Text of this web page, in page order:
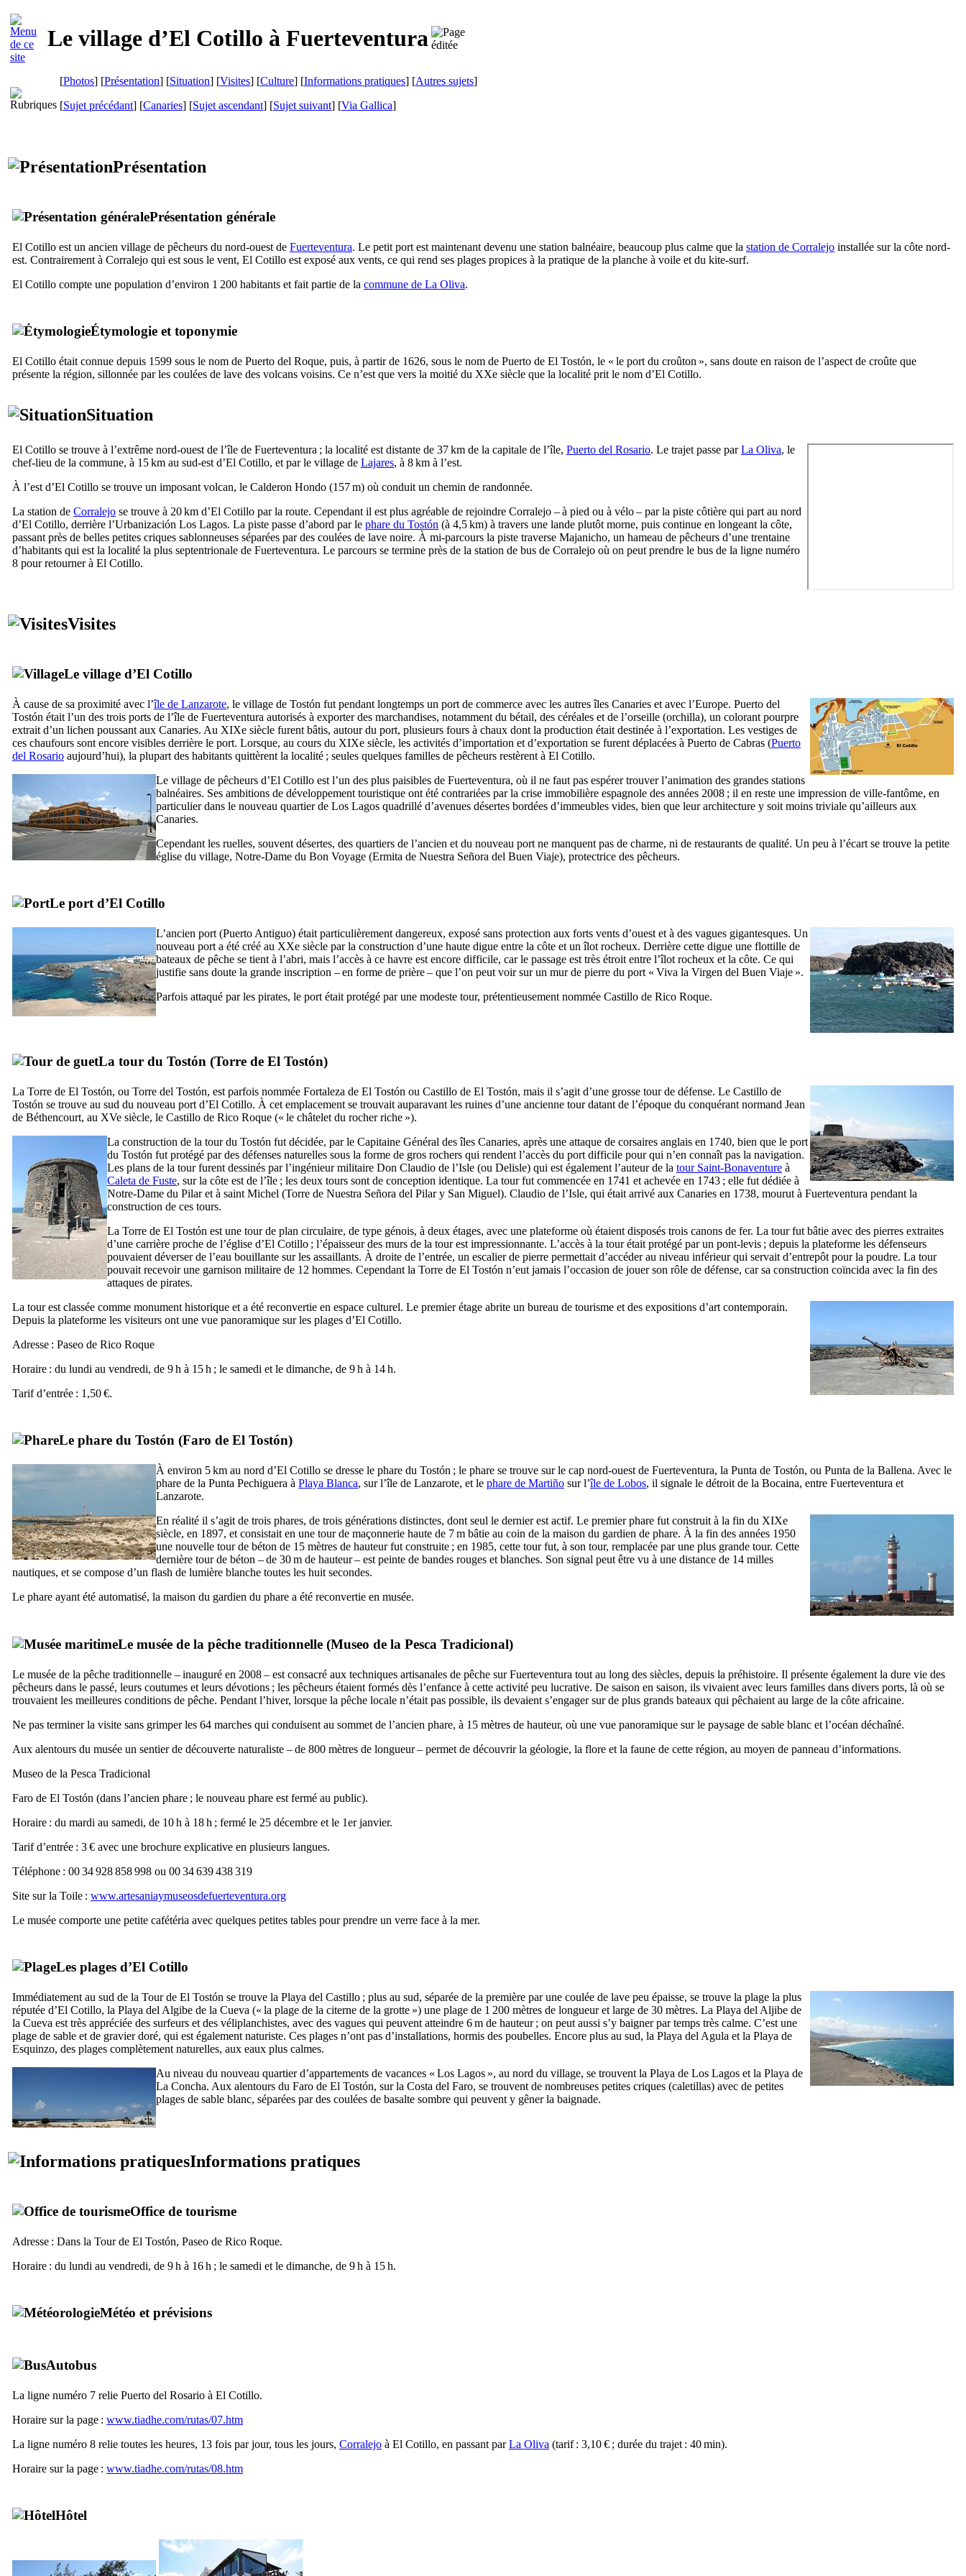
Le village d’El Cotillo à Fuerteventura
[Photos] [Présentation] [Situation] [Visites] [Culture] [Informations pratiques] [Autres sujets]
[Sujet précédant] [Canaries] [Sujet ascendant] [Sujet suivant] [Via Gallica]
Présentation
Présentation générale
El Cotillo est un ancien village de pêcheurs du nord-ouest de Fuerteventura. Le petit port est maintenant devenu une station balnéaire, beaucoup plus calme que la station de Corralejo installée sur la côte nord-
est. Contrairement à Corralejo qui est sous le vent, El Cotillo est exposé aux vents, ce qui rend ses plages propices à la pratique de la planche à voile et du kite-surf.
El Cotillo compte une population d’environ 1 200 habitants et fait partie de la commune de La Oliva.
Étymologie et toponymie
El Cotillo était connue depuis 1599 sous le nom de Puerto del Roque, puis, à partir de 1626, sous le nom de Puerto de El Tostón, le « le port du croûton », sans doute en raison de l’aspect de croûte que
présente la région, sillonnée par les coulées de lave des volcans voisins. Ce n’est que vers la moitié du XXe siècle que la localité prit le nom d’El Cotillo.
Situation
El Cotillo se trouve à l’extrême nord-ouest de l’île de Fuerteventura ; la localité est distante de 37 km de la capitale de l’île, Puerto del Rosario. Le trajet passe parLa Oliva, le
chef-lieu de la commune, à 15 km au sud-est d’El Cotillo, et par le village de Lajares, à 8 km à l’est.
À l’est d’El Cotillo se trouve un imposant volcan, le Calderon Hondo (157 m) où conduit un chemin de randonnée.
La station de Corralejo se trouve à 20 km d’El Cotillo par la route. Cependant il est plus agréable de rejoindre Corralejo – à pied ou à vélo – par la piste côtière qui part au nord
d’El Cotillo, derrière l’Urbanización Los Lagos. La piste passe d’abord par le phare du Tostón (à 4,5 km) à travers une lande plutôt morne, puis continue en longeant la côte,
passant près de belles petites criques sablonneuses séparées par des coulées de lave noire. À mi-parcours la piste traverse Majanicho, un hameau de pêcheurs d’une trentaine
d’habitants qui est la localité la plus septentrionale de Fuerteventura. Le parcours se termine près de la station de bus de Corralejo où on peut prendre le bus de la ligne numéro
8 pour retourner à El Cotillo.
Visites
Le village d’El Cotillo
À cause de sa proximité avec l’île de Lanzarote, le village de Tostón fut pendant longtemps un port de commerce avec les autres îles Canaries et avec l’Europe. Puerto del
Tostón était l’un des trois ports de l’île de Fuerteventura autorisés à exporter des marchandises, notamment du bétail, des céréales et de l’orseille (orchilla), un colorant pourpre
extrait d’un lichen poussant aux Canaries. Au XIXe siècle furent bâtis, autour du port, plusieurs fours à chaux dont la production était destinée à l’exportation. Les vestiges de
ces chaufours sont encore visibles derrière le port. Lorsque, au cours du XIXe siècle, les activités d’importation et d’exportation se furent déplacées à Puerto de Cabras (Puerto
del Rosario aujourd’hui), la plupart des habitants quittèrent la localité ; seules quelques familles de pêcheurs restèrent à El Cotillo.
Le village de pêcheurs d’El Cotillo est l’un des plus paisibles de Fuerteventura, où il ne faut pas espérer trouver l’animation des grandes stations
balnéaires. Ses ambitions de développement touristique ont été contrariées par la crise immobilière espagnole des années 2008 ; il en reste une impression de ville-fantôme, en
particulier dans le nouveau quartier de Los Lagos quadrillé d’avenues désertes bordées d’immeubles vides, bien que leur architecture y soit moins triviale qu’ailleurs aux
Canaries.
Cependant les ruelles, souvent désertes, des quartiers de l’ancien et du nouveau port ne manquent pas de charme, ni de restaurants de qualité. Un peu à l’écart se trouve la petite
église du village, Notre-Dame du Bon Voyage (Ermita de Nuestra Señora del Buen Viaje), protectrice des pêcheurs.
Le port d’El Cotillo
L’ancien port (Puerto Antiguo) était particulièrement dangereux, exposé sans protection aux forts vents d’ouest et à des vagues gigantesques. Un
nouveau port a été créé au XXe siècle par la construction d’une haute digue entre la côte et un îlot rocheux. Derrière cette digue une flottille de
bateaux de pêche se tient à l’abri, mais l’accès à ce havre est encore difficile, car le passage est très étroit entre l’îlot rocheux et la côte. Ce qui
justifie sans doute la grande inscription – en forme de prière – que l’on peut voir sur un mur de pierre du port « Viva la Virgen del Buen Viaje ».
Parfois attaqué par les pirates, le port était protégé par une modeste tour, prétentieusement nommée Castillo de Rico Roque.
La tour du Tostón (Torre de El Tostón)
La Torre de El Tostón, ou Torre del Tostón, est parfois nommée Fortaleza de El Tostón ou Castillo de El Tostón, mais il s’agit d’une grosse tour de défense. Le Castillo de
Tostón se trouve au sud du nouveau port d’El Cotillo. À cet emplacement se trouvait auparavant les ruines d’une ancienne tour datant de l’époque du conquérant normand Jean
de Béthencourt, au XVe siècle, le Castillo de Rico Roque (« le châtelet du rocher riche »).
La construction de la tour du Tostón fut décidée, par le Capitaine Général des îles Canaries, après une attaque de corsaires anglais en 1740, bien que le port
du Tostón fut protégé par des défenses naturelles sous la forme de gros rochers qui rendent l’accès du port difficile pour qui n’en connaît pas la navigation.
Les plans de la tour furent dessinés par l’ingénieur militaire Don Claudio de l’Isle (ou Delisle) qui est également l’auteur de la tour Saint-Bonaventure à
Caleta de Fuste, sur la côte est de l’île ; les deux tours sont de conception identique. La tour fut commencée en 1741 et achevée en 1743 ; elle fut dédiée à
Notre-Dame du Pilar et à saint Michel (Torre de Nuestra Señora del Pilar y San Miguel). Claudio de l’Isle, qui était arrivé aux Canaries en 1738, mourut à Fuerteventura pendant la
construction de ces tours.
La Torre de El Tostón est une tour de plan circulaire, de type génois, à deux étages, avec une plateforme où étaient disposés trois canons de fer. La tour fut bâtie avec des pierres extraites
d’une carrière proche de l’église d’El Cotillo ; l’épaisseur des murs de la tour est impressionnante. L’accès à la tour était protégé par un pont-levis ; depuis la plateforme les défenseurs
pouvaient déverser de l’eau bouillante sur les assaillants. À droite de l’entrée, un escalier de pierre permettait d’accéder au niveau inférieur qui servait d’entrepôt pour la poudre. La tour
pouvait recevoir une garnison militaire de 12 hommes. Cependant la Torre de El Tostón n’eut jamais l’occasion de jouer son rôle de défense, car sa construction coïncida avec la fin des
attaques de pirates.
La tour est classée comme monument historique et a été reconvertie en espace culturel. Le premier étage abrite un bureau de tourisme et des expositions d’art contemporain.
Depuis la plateforme les visiteurs ont une vue panoramique sur les plages d’El Cotillo.
Adresse : Paseo de Rico Roque
Horaire : du lundi au vendredi, de 9 h à 15 h ; le samedi et le dimanche, de 9 h à 14 h.
Tarif d’entrée : 1,50 €.
Le phare du Tostón (Faro de El Tostón)
À environ 5 km au nord d’El Cotillo se dresse le phare du Tostón ; le phare se trouve sur le cap nord-ouest de Fuerteventura, la Punta de Tostón, ou Punta de la Ballena. Avec le
phare de la Punta Pechiguera à Playa Blanca, sur l’île de Lanzarote, et le phare de Martiño sur l’île de Lobos, il signale le détroit de la Bocaina, entre Fuerteventura et
Lanzarote.
En réalité il s’agit de trois phares, de trois générations distinctes, dont seul le dernier est actif. Le premier phare fut construit à la fin du XIXe
siècle, en 1897, et consistait en une tour de maçonnerie haute de 7 m bâtie au coin de la maison du gardien de phare. À la fin des années 1950
une nouvelle tour de béton de 15 mètres de hauteur fut construite ; en 1985, cette tour fut, à son tour, remplacée par une plus grande tour. Cette
dernière tour de béton – de 30 m de hauteur – est peinte de bandes rouges et blanches. Son signal peut être vu à une distance de 14 milles
nautiques, et se compose d’un flash de lumière blanche toutes les huit secondes.
Le phare ayant été automatisé, la maison du gardien du phare a été reconvertie en musée.
Le musée de la pêche traditionnelle (Museo de la Pesca Tradicional)
Le musée de la pêche traditionnelle – inauguré en 2008 – est consacré aux techniques artisanales de pêche surFuerteventura tout au long des siècles, depuis la préhistoire. Il présente également la dure vie des
pêcheurs dans le passé, leurs coutumes et leurs dévotions ; les pêcheurs étaient formés dès l’enfance à cette activité peu lucrative. De saison en saison, ils vivaient avec leurs familles dans divers ports, là où se
trouvaient les meilleures conditions de pêche. Pendant l’hiver, lorsque la pêche locale n’était pas possible, ils devaient s’engager sur de plus grands bateaux qui pêchaient au large de la côte africaine.
Ne pas terminer la visite sans grimper les 64 marches qui conduisent au sommet de l’ancien phare, à 15 mètres de hauteur, où une vue panoramique sur le paysage de sable blanc et l’océan déchaîné.
Aux alentours du musée un sentier de découverte naturaliste – de 800 mètres de longueur – permet de découvrir la géologie, la flore et la faune de cette région, au moyen de panneau d’informations.
Museo de la Pesca Tradicional
Faro de El Tostón (dans l’ancien phare ; le nouveau phare est fermé au public).
Horaire : du mardi au samedi, de 10 h à 18 h ; fermé le 25 décembre et le 1er janvier.
Tarif d’entrée : 3 € avec une brochure explicative en plusieurs langues.
Téléphone : 00 34 928 858 998 ou 00 34 639 438 319
Site sur la Toile : www.artesaniaymuseosdefuerteventura.org
Le musée comporte une petite cafétéria avec quelques petites tables pour prendre un verre face à la mer.
Les plages d’El Cotillo
Immédiatement au sud de la Tour de El Tostón se trouve la Playa del Castillo ; plus au sud, séparée de la première par une coulée de lave peu épaisse, se trouve la plage la plus
réputée d’El Cotillo, la Playa del Algibe de la Cueva (« la plage de la citerne de la grotte ») une plage de 1 200 mètres de longueur et large de 30 mètres. La Playa del Aljibe de
la Cueva est très appréciée des surfeurs et des véliplanchistes, avec des vagues qui peuvent atteindre 6 m de hauteur ; on peut aussi s’y baigner par temps très calme. C’est une
plage de sable et de gravier doré, qui est également naturiste. Ces plages n’ont pas d’installations, hormis des poubelles. Encore plus au sud, la Playa del Agula et la Playa de
Esquinzo, des plages complètement naturelles, aux eaux plus calmes.
Au niveau du nouveau quartier d’appartements de vacances « Los Lagos », au nord du village, se trouvent la Playa de Los Lagos et la Playa de
La Concha. Aux alentours du Faro de El Tostón, sur la Costa del Faro, se trouvent de nombreuses petites criques (caletillas) avec de petites
plages de sable blanc, séparées par des coulées de basalte sombre qui peuvent y gêner la baignade.
Informations pratiques
Office de tourisme
Adresse : Dans la Tour de El Tostón, Paseo de Rico Roque.
Horaire : du lundi au vendredi, de 9 h à 16 h ; le samedi et le dimanche, de 9 h à 15 h.
Météo et prévisions
Autobus
La ligne numéro 7 relie Puerto del Rosario à El Cotillo.
Horaire sur la page : www.tiadhe.com/rutas/07.htm
La ligne numéro 8 relie toutes les heures, 13 fois par jour, tous les jours, Corralejo à El Cotillo, en passant parLa Oliva (tarif : 3,10 € ; durée du trajet : 40 min).
Horaire sur la page : www.tiadhe.com/rutas/08.htm
Hôtel